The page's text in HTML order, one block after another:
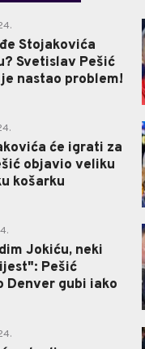
Stojakovića
Svetislav Pešić
nastao problem!
će igrati za
objavio veliku
košarku
Jokiću, neki
Pešić
Denver gubi iako